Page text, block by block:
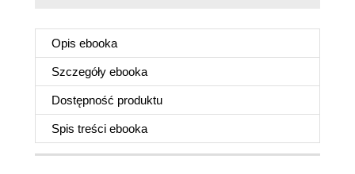
Opis ebooka
Szczegóły ebooka
Dostępność produktu
Spis treści ebooka